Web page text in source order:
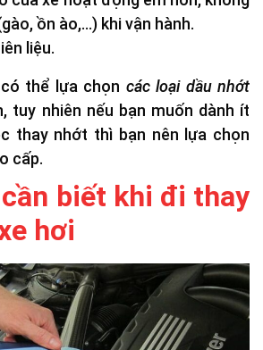
ồn ào,…) khi vận hành.
liệu.
thể lựa chọn các loại dầu nhớt
tuy nhiên nếu bạn muốn dành ít
thay nhớt thì bạn nên lựa chọn
cấp.
biết khi đi thay
hơi